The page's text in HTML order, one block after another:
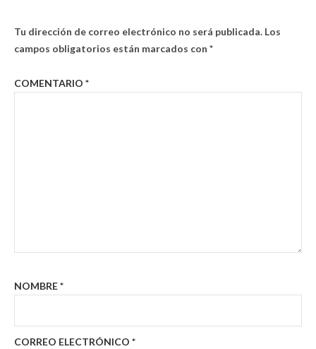
Tu dirección de correo electrónico no será publicada. Los
campos obligatorios están marcados con *
COMENTARIO *
NOMBRE*
CORREO ELECTRÓNICO *